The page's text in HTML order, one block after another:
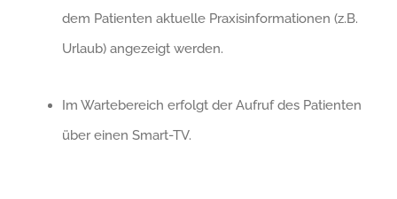
dem Patienten aktuelle Praxisinformationen (z.B.
Urlaub) angezeigt werden.
Im Wartebereich erfolgt der Aufruf des Patienten
über einen Smart-TV.